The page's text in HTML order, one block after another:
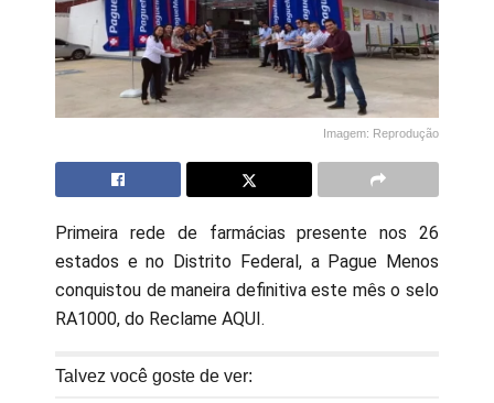
Imagem: Reprodução
Primeira rede de farmácias presente nos 26
estados e no Distrito Federal, a Pague Menos
conquistou de maneira definitiva este mês o selo
RA1000, do Reclame AQUI.
Talvez você goste de ver: